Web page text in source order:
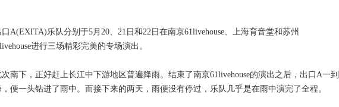
乐队分别于5月20、21日和22日在南京61livehouse、上海育音堂和苏州
进行三场精彩完美的专场演出。
下，正好赶上长江中下游地区普遍降雨。结束了南京61livehouse的演出之后，出口A一到
便一头钻进了雨中。而接下来的两天，雨便没有停过，乐队几乎是在雨中演完了全程。